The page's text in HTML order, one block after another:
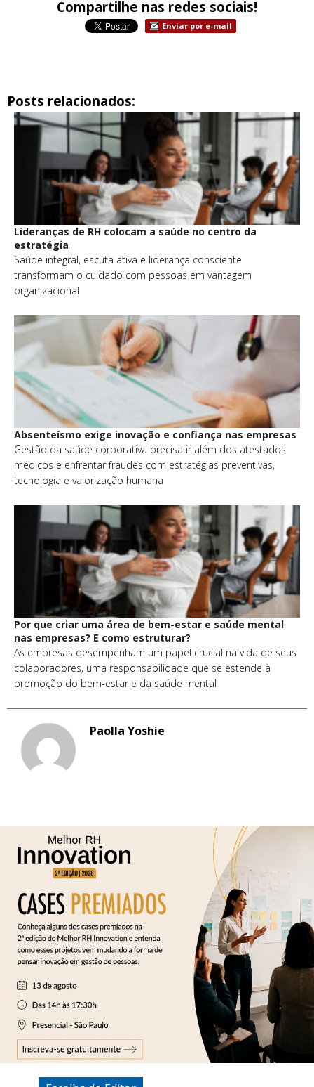
Compartilhe nas redes sociais!
Enviar por e-mail
Posts relacionados:
Lideranças de RH colocam a saúde no centro da
estratégia
Saúde integral, escuta ativa e liderança consciente
transformam o cuidado com pessoas em vantagem
organizacional
Absenteísmo exige inovação e confiança nas empresas
Gestão da saúde corporativa precisa ir além dos atestados
médicos e enfrentar fraudes com estratégias preventivas,
tecnologia e valorização humana
Por que criar uma área de bem-estar e saúde mental
nas empresas? E como estruturar?
As empresas desempenham um papel crucial na vida de seus
colaboradores, uma responsabilidade que se estende à
promoção do bem-estar e da saúde mental
Paolla Yoshie